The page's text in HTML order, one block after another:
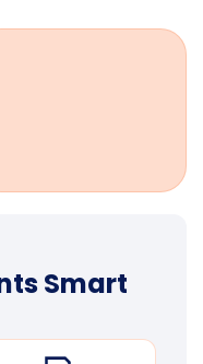
Smart